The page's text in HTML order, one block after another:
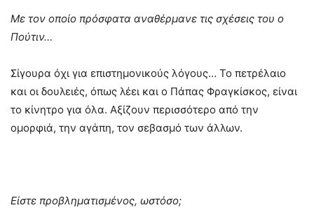
Με τον οποίο πρόσφατα αναθέρμανε τις σχέσεις του ο
Πούτιν…
Σίγουρα όχι για επιστημονικούς λόγους… Το πετρέλαιο
και οι δουλειές, όπως λέει και ο Πάπας Φραγκίσκος, είναι
το κίνητρο για όλα. Αξίζουν περισσότερο από την
ομορφιά, την αγάπη, τον σεβασμό των άλλων.
Είστε προβληματισμένος, ωστόσο;